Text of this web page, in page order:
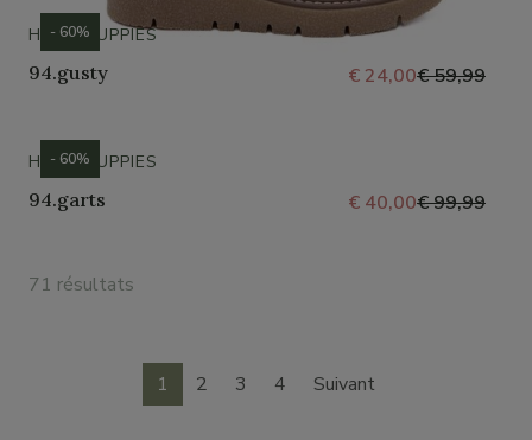
HUSH PUPPIES
94.gusty € 24,00€ 59,99
- 60%
HUSH PUPPIES
94.garts € 40,00€ 99,99
- 60%
71 résultats
1 2 3 4 Suivant